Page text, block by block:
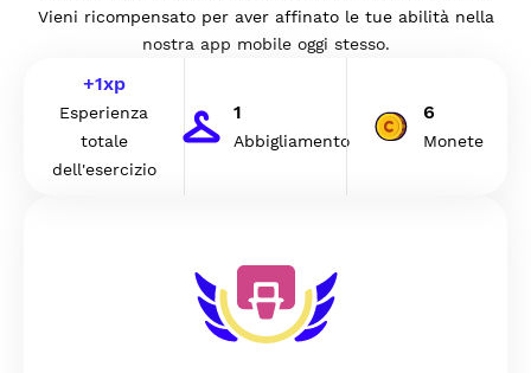
Vieni ricompensato per aver affinato le tue abilità nella
nostra app mobile oggi stesso.
+1xp
Esperienza
totale
dell'esercizio
1
Abbigliamento
6
Monete